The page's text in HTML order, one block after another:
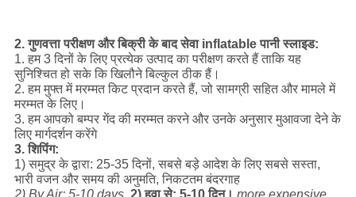
2. गुणवत्ता परीक्षण और बिक्री के बाद सेवा inflatable पानी स्लाइड:
1. हम 3 दिनों के लिए प्रत्येक उत्पाद का परीक्षण करते हैं ताकि यह
सुनिश्चित हो सके कि खिलौने बिल्कुल ठीक हैं।
2. हम मुफ्त में मरम्मत किट प्रदान करते हैं, जो सामग्री सहित और मामले में
मरम्मत के लिए।
3. हम आपको बम्पर गेंद की मरम्मत करने और उनके अनुसार मुआवजा देने के
लिए मार्गदर्शन करेंगे
3. शिपिंग:
1) समुद्र के द्वारा: 25-35 दिनों, सबसे बड़े आदेश के लिए सबसे सस्ता,
भारी वजन और समय की अनुमति, निकटतम बंदरगाह
2) By Air: 5-10 days. 2) हवा से: 5-10 दिन। more expensive,